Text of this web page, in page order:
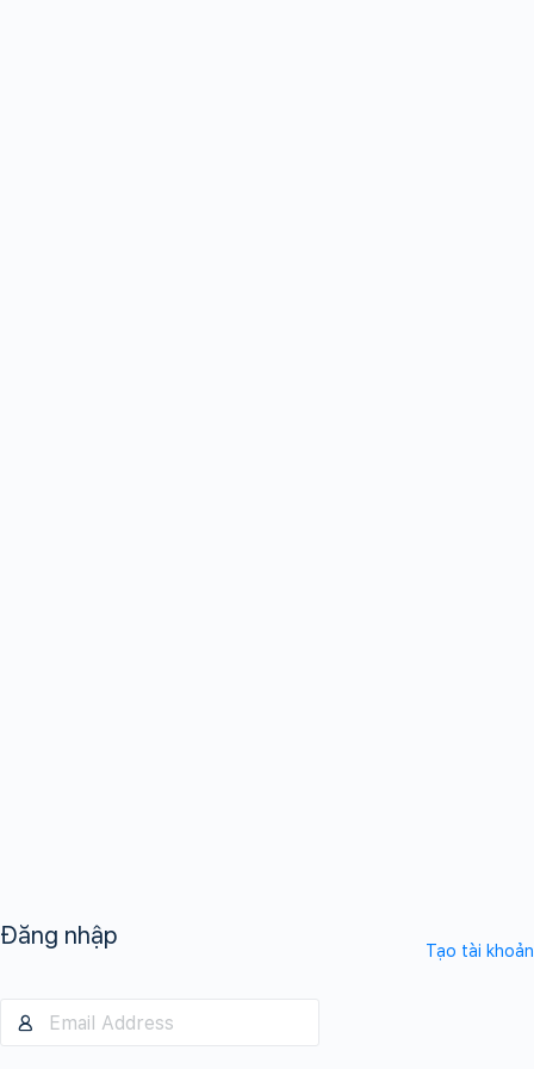
Đăng nhập
Tạo tài khoản